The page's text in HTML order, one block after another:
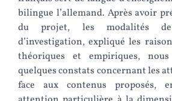
bilingue l’allemand. Après avoir
du projet, les modalités
d’investigation, expliqué les
théoriques et empiriques,
quelques constats concernant les
face aux contenus proposés,